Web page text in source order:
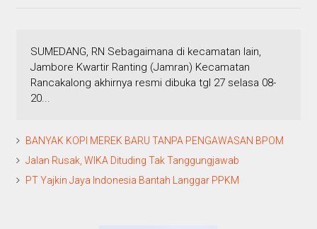
SUMEDANG, RN Sebagaimana di kecamatan lain,
Jambore Kwartir Ranting (Jamran) Kecamatan
Rancakalong akhirnya resmi dibuka tgl 27 selasa 08-
20...
BANYAK KOPI MEREK BARU TANPA PENGAWASAN BPOM
Jalan Rusak, WIKA Dituding Tak Tanggungjawab
PT Yajkin Jaya Indonesia Bantah Langgar PPKM